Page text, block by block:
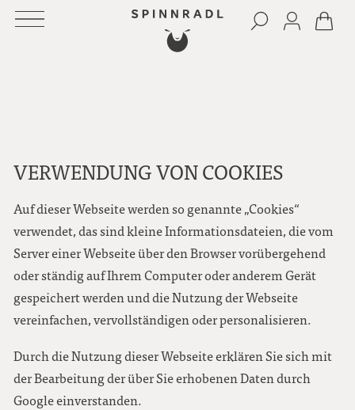
VERWENDUNG VON COOKIES
Auf dieser Webseite werden so genannte „Cookies“
verwendet, das sind kleine Informationsdateien, die vom
Server einer Webseite über den Browser vorübergehend
oder ständig auf Ihrem Computer oder anderem Gerät
gespeichert werden und die Nutzung der Webseite
vereinfachen, vervollständigen oder personalisieren.
Durch die Nutzung dieser Webseite erklären Sie sich mit
der Bearbeitung der über Sie erhobenen Daten durch
Google einverstanden.